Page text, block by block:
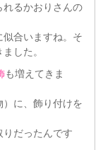
れるかおりさんの
似合いますね。そ
した。
も増えてきま
に、飾り付けを
だったんです